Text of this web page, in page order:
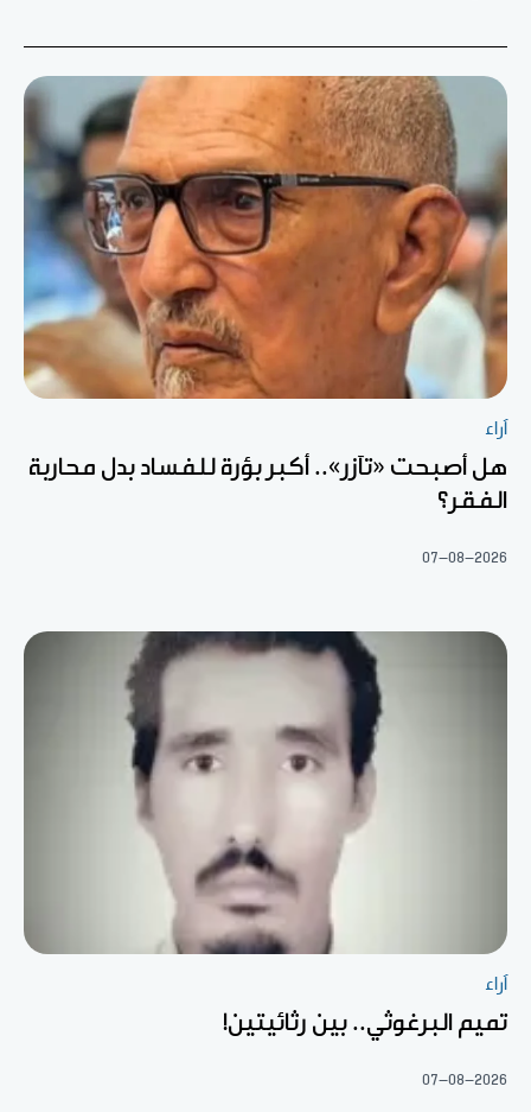
آراء
هل أصبحت «تآزر».. أكبر بؤرة للفساد بدل محاربة
الفقر؟
07-08-2026
آراء
تميم البرغوثي.. بين رثائيتين!
07-08-2026